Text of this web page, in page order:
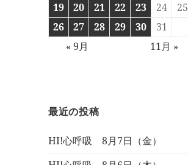
19
20 21 22 23 24
25
26
27 28 29 30
31
« 9月
11月 »
最近の投稿
HI!心呼吸 8月7日（金）